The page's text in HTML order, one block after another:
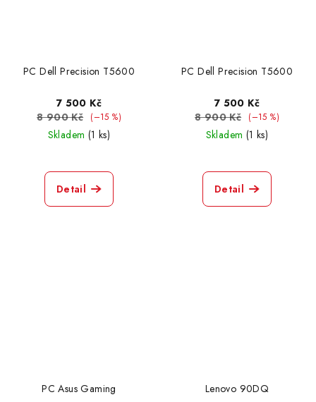
PC Dell Precision T5600
7 500 Kč
8 900 Kč
(–15 %)
Skladem (1 ks)
Detail
PC Dell Precision T5600
7 500 Kč
8 900 Kč
(–15 %)
Skladem (1 ks)
Detail
PC Asus Gaming Lenovo 90DQ